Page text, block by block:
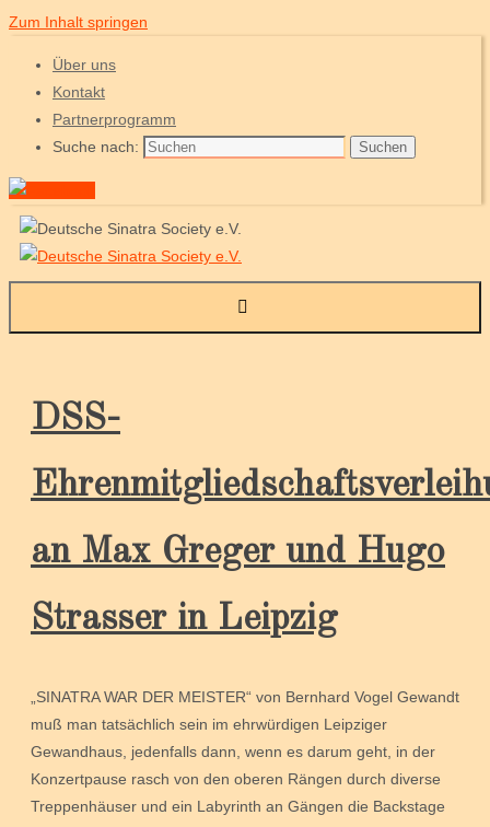
Zum Inhalt springen
Über uns
Kontakt
Partnerprogramm
Suche nach:
Suchen
DSS-
an Max Greger und Hugo
Strasser in Leipzig
„SINATRA WAR DER MEISTER“ von Bernhard Vogel Gewandt
muß man tatsächlich sein im ehrwürdigen Leipziger
Gewandhaus, jedenfalls dann, wenn es darum geht, in der
Konzertpause rasch von den oberen Rängen durch diverse
Treppenhäuser und ein Labyrinth an Gängen die Backstage